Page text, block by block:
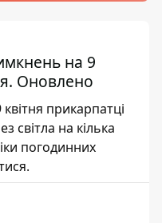
на 9
Оновлено
прикарпатці
світла на кілька
погодинних